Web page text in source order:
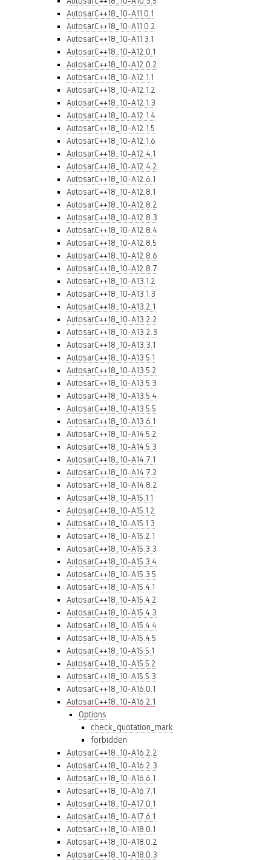
AutosarC++18_10-A11.0.1
AutosarC++18_10-A11.0.2
AutosarC++18_10-A11.3.1
AutosarC++18_10-A12.0.1
AutosarC++18_10-A12.0.2
AutosarC++18_10-A12.1.1
AutosarC++18_10-A12.1.2
AutosarC++18_10-A12.1.3
AutosarC++18_10-A12.1.4
AutosarC++18_10-A12.1.5
AutosarC++18_10-A12.1.6
AutosarC++18_10-A12.4.1
AutosarC++18_10-A12.4.2
AutosarC++18_10-A12.6.1
AutosarC++18_10-A12.8.1
AutosarC++18_10-A12.8.2
AutosarC++18_10-A12.8.3
AutosarC++18_10-A12.8.4
AutosarC++18_10-A12.8.5
AutosarC++18_10-A12.8.6
AutosarC++18_10-A12.8.7
AutosarC++18_10-A13.1.2
AutosarC++18_10-A13.1.3
AutosarC++18_10-A13.2.1
AutosarC++18_10-A13.2.2
AutosarC++18_10-A13.2.3
AutosarC++18_10-A13.3.1
AutosarC++18_10-A13.5.1
AutosarC++18_10-A13.5.2
AutosarC++18_10-A13.5.3
AutosarC++18_10-A13.5.4
AutosarC++18_10-A13.5.5
AutosarC++18_10-A13.6.1
AutosarC++18_10-A14.5.2
AutosarC++18_10-A14.5.3
AutosarC++18_10-A14.7.1
AutosarC++18_10-A14.7.2
AutosarC++18_10-A14.8.2
AutosarC++18_10-A15.1.1
AutosarC++18_10-A15.1.2
AutosarC++18_10-A15.1.3
AutosarC++18_10-A15.2.1
AutosarC++18_10-A15.3.3
AutosarC++18_10-A15.3.4
AutosarC++18_10-A15.3.5
AutosarC++18_10-A15.4.1
AutosarC++18_10-A15.4.2
AutosarC++18_10-A15.4.3
AutosarC++18_10-A15.4.4
AutosarC++18_10-A15.4.5
AutosarC++18_10-A15.5.1
AutosarC++18_10-A15.5.2
AutosarC++18_10-A15.5.3
AutosarC++18_10-A16.0.1
AutosarC++18_10-A16.2.1
Options
check_quotation_mark
forbidden
AutosarC++18_10-A16.2.2
AutosarC++18_10-A16.2.3
AutosarC++18_10-A16.6.1
AutosarC++18_10-A16.7.1
AutosarC++18_10-A17.0.1
AutosarC++18_10-A17.6.1
AutosarC++18_10-A18.0.1
AutosarC++18_10-A18.0.2
AutosarC++18_10-A18.0.3